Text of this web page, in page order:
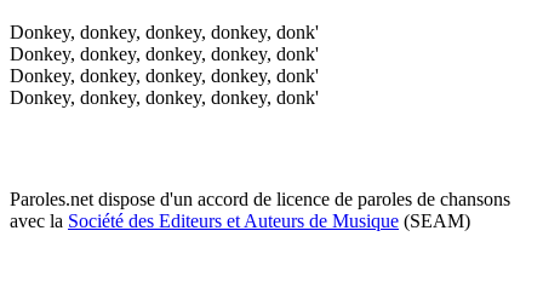
Donkey, donkey, donkey, donkey, donk'
Donkey, donkey, donkey, donkey, donk'
Donkey, donkey, donkey, donkey, donk'
Donkey, donkey, donkey, donkey, donk'
Paroles.net dispose d'un accord de licence de paroles de chansons
avec la Société des Editeurs et Auteurs de Musique (SEAM)